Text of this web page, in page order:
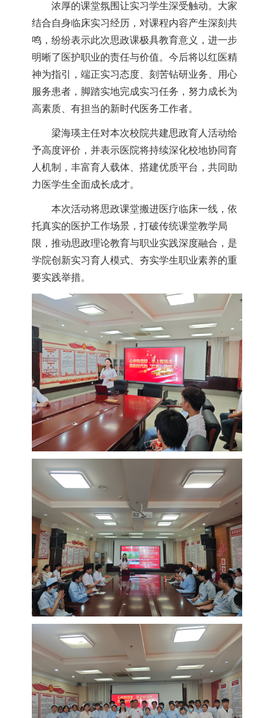
浓厚的课堂氛围让实习学生深受触动。大家
结合自身临床实习经历，对课程内容产生深刻共
鸣，纷纷表示此次思政课极具教育意义，进一步
明晰了医护职业的责任与价值。今后将以红医精
神为指引，端正实习态度、刻苦钻研业务、用心
服务患者，脚踏实地完成实习任务，努力成长为
高素质、有担当的新时代医务工作者。
梁海瑛主任对本次校院共建思政育人活动给
予高度评价，并表示医院将持续深化校地协同育
人机制，丰富育人载体、搭建优质平台，共同助
力医学生全面成长成才。
本次活动将思政课堂搬进医疗临床一线，依
托真实的医护工作场景，打破传统课堂教学局
限，推动思政理论教育与职业实践深度融合，是
学院创新实习育人模式、夯实学生职业素养的重
要实践举措。